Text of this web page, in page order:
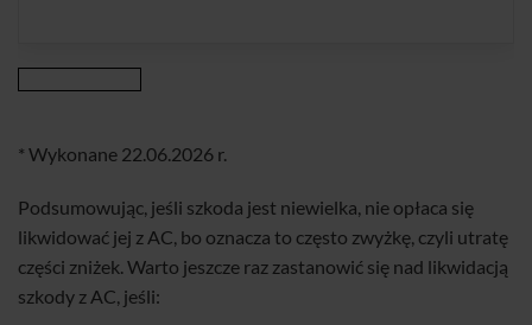
* Wykonane 22.06.2026 r.
Podsumowując, jeśli szkoda jest niewielka, nie opłaca się
likwidować jej z AC, bo oznacza to często zwyżkę, czyli utratę
części zniżek. Warto jeszcze raz zastanowić się nad likwidacją
szkody z AC, jeśli: